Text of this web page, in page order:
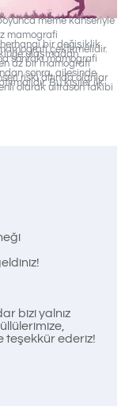
meme kanseriyle
mamografi
bir değişiklik
çektirmelidir.
ulaşmadan
sonraki mamografi
az bir mamografi
sonra, ailesinde
riski altında olanlar
Bu kişiler ilk
olarak ultrason takibi
bizi yalnız
teşekkür ederiz!